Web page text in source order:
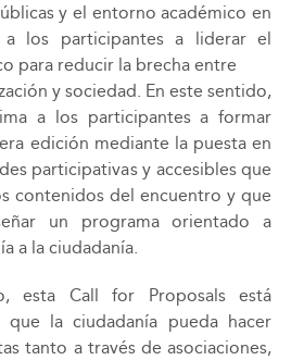
y el entorno académico en
los participantes a liderar el
para reducir la brecha entre
y sociedad. En este sentido,
a los participantes a formar
edición mediante la puesta en
participativas y accesibles que
contenidos del encuentro y que
un programa orientado a
a la ciudadanía.
esta Call for Proposals está
la ciudadanía pueda hacer
tanto a través de asociaciones,